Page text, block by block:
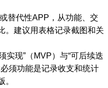
替代性APP，从功能、交
。建议用表格记录截图和关
实现”（MVP）与“可后续迭
须功能是记录收支和统计
。